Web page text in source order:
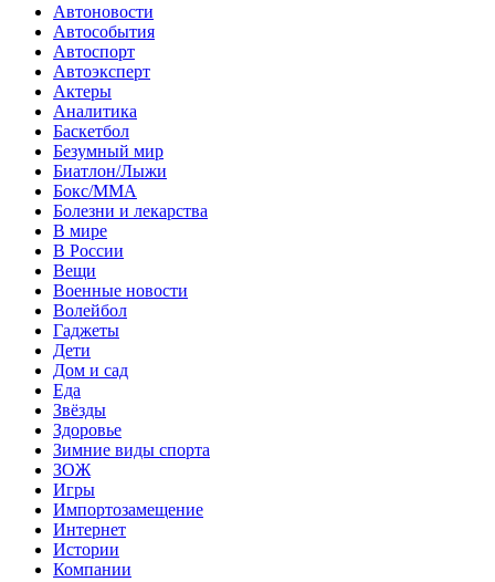
Автоновости
Автособытия
Автоспорт
Автоэксперт
Актеры
Аналитика
Баскетбол
Безумный мир
Биатлон/Лыжи
Бокс/MMA
Болезни и лекарства
В мире
В России
Вещи
Военные новости
Волейбол
Гаджеты
Дети
Дом и сад
Еда
Звёзды
Здоровье
Зимние виды спорта
ЗОЖ
Игры
Импортозамещение
Интернет
Истории
Компании